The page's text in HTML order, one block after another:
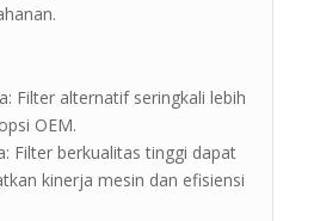
Filter alternatif seringkali lebih
OEM.
Filter berkualitas tinggi dapat
kinerja mesin dan efisiensi